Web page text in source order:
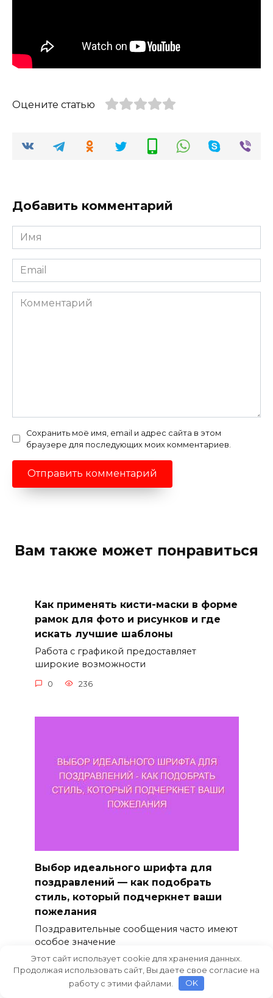
Оцените статью
Добавить комментарий
Имя
*
Email
*
Комментарий
Сохранить моё имя, email и адрес сайта в этом
браузере для последующих моих комментариев.
Вам также может понравиться
Как применять кисти-маски в форме
рамок для фото и рисунков и где
искать лучшие шаблоны
Работа с графикой предоставляет
широкие возможности
0 236
Выбор идеального шрифта для
поздравлений — как подобрать
стиль, который подчеркнет ваши
пожелания
Поздравительные сообщения часто имеют
особое значение
0 125
Этот сайт использует cookie для хранения данных.
Продолжая использовать сайт, Вы даете свое согласие на
работу с этими файлами.
OK